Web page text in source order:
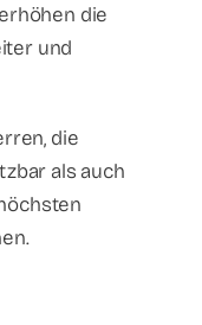
die
und
die
als auch